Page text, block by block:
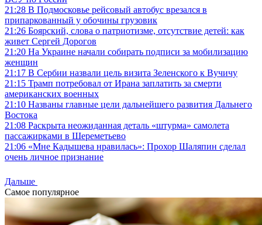
21:28 В Подмосковье рейсовый автобус врезался в
припаркованный у обочины грузовик
21:26 Боярский, слова о патриотизме, отсутствие детей: как
живет Сергей Дорогов
21:20 На Украине начали собирать подписи за мобилизацию
женщин
21:17 В Сербии назвали цель визита Зеленского к Вучичу
21:15 Трамп потребовал от Ирана заплатить за смерти
американских военных
21:10 Названы главные цели дальнейшего развития Дальнего
Востока
21:08 Раскрыта неожиданная деталь «штурма» самолета
пассажирками в Шереметьево
21:06 «Мне Кадышева нравилась»: Прохор Шаляпин сделал
очень личное признание
Дальше
Самое популярное